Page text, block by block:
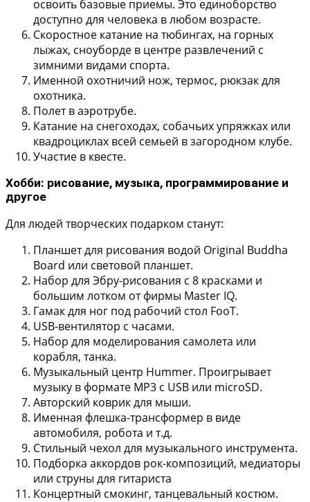
освоить базовые приемы. Это единоборство
доступно для человека в любом возрасте.
Скоростное катание на тюбингах, на горных
лыжах, сноуборде в центре развлечений с
зимними видами спорта.
Именной охотничий нож, термос, рюкзак для
охотника.
Полет в аэротрубе.
Катание на снегоходах, собачьих упряжках или
квадроциклах всей семьей в загородном клубе.
Участие в квесте.
Хобби: рисование, музыка, программирование и
другое
Для людей творческих подарком станут:
Планшет для рисования водой Original Buddha
Board или световой планшет.
Набор для Эбру-рисования с 8 красками и
большим лотком от фирмы Master IQ.
Гамак для ног под рабочий стол FooT.
USB-вентилятор с часами.
Набор для моделирования самолета или
корабля, танка.
Музыкальный центр Hummer. Проигрывает
музыку в формате MP3 с USB или microSD.
Авторский коврик для мыши.
Именная флешка-трансформер в виде
автомобиля, робота и т.д.
Стильный чехол для музыкального инструмента.
Подборка аккордов рок-композиций, медиаторы
или струны для гитариста
Концертный смокинг, танцевальный костюм.